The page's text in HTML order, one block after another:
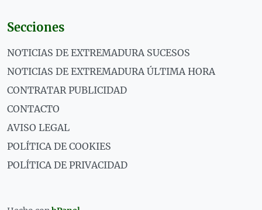
Secciones
NOTICIAS DE EXTREMADURA SUCESOS
NOTICIAS DE EXTREMADURA ÚLTIMA HORA
CONTRATAR PUBLICIDAD
CONTACTO
AVISO LEGAL
POLÍTICA DE COOKIES
POLÍTICA DE PRIVACIDAD